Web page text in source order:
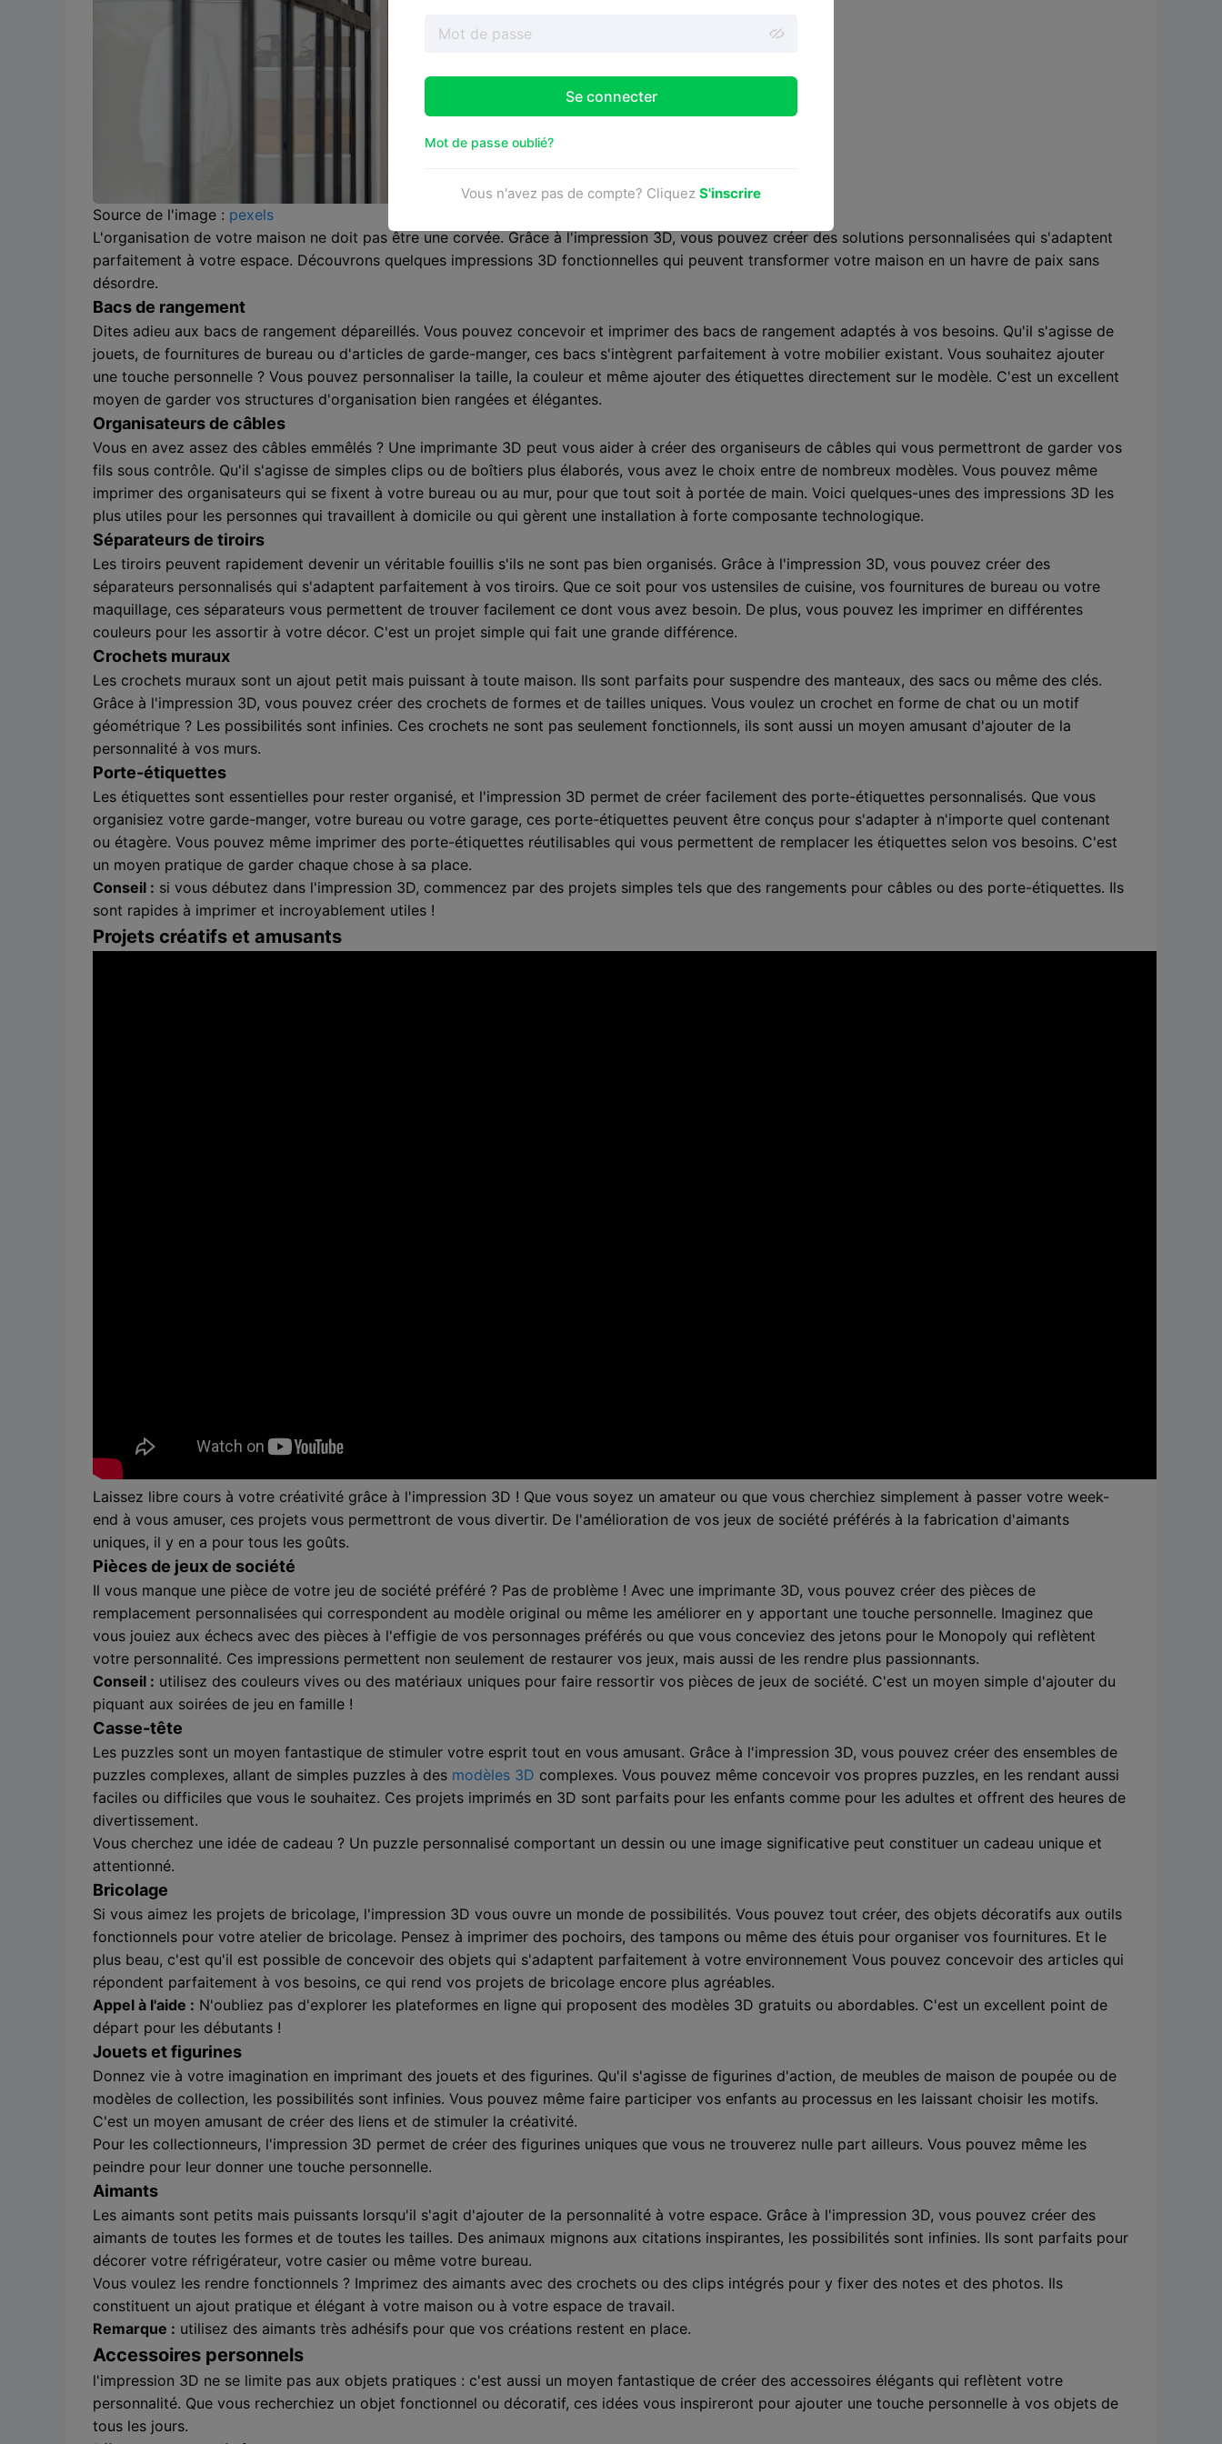
Source de l'image : pexels
L'organisation de votre maison ne doit pas être une corvée. Grâce à l'impression 3D, vous pouvez créer des solutions personnalisées qui s'adaptent
parfaitement à votre espace. Découvrons quelques impressions 3D fonctionnelles qui peuvent transformer votre maison en un havre de paix sans
désordre.
Bacs de rangement
Dites adieu aux bacs de rangement dépareillés. Vous pouvez concevoir et imprimer des bacs de rangement adaptés à vos besoins. Qu'il s'agisse de
jouets, de fournitures de bureau ou d'articles de garde-manger, ces bacs s'intègrent parfaitement à votre mobilier existant. Vous souhaitez ajouter
une touche personnelle ? Vous pouvez personnaliser la taille, la couleur et même ajouter des étiquettes directement sur le modèle. C'est un excellent
moyen de garder vos structures d'organisation bien rangées et élégantes.
Organisateurs de câbles
Vous en avez assez des câbles emmêlés ? Une imprimante 3D peut vous aider à créer des organiseurs de câbles qui vous permettront de garder vos
fils sous contrôle. Qu'il s'agisse de simples clips ou de boîtiers plus élaborés, vous avez le choix entre de nombreux modèles. Vous pouvez même
imprimer des organisateurs qui se fixent à votre bureau ou au mur, pour que tout soit à portée de main. Voici quelques-unes des impressions 3D les
plus utiles pour les personnes qui travaillent à domicile ou qui gèrent une installation à forte composante technologique.
Séparateurs de tiroirs
Les tiroirs peuvent rapidement devenir un véritable fouillis s'ils ne sont pas bien organisés. Grâce à l'impression 3D, vous pouvez créer des
séparateurs personnalisés qui s'adaptent parfaitement à vos tiroirs. Que ce soit pour vos ustensiles de cuisine, vos fournitures de bureau ou votre
maquillage, ces séparateurs vous permettent de trouver facilement ce dont vous avez besoin. De plus, vous pouvez les imprimer en différentes
couleurs pour les assortir à votre décor. C'est un projet simple qui fait une grande différence.
Crochets muraux
Les crochets muraux sont un ajout petit mais puissant à toute maison. Ils sont parfaits pour suspendre des manteaux, des sacs ou même des clés.
Grâce à l'impression 3D, vous pouvez créer des crochets de formes et de tailles uniques. Vous voulez un crochet en forme de chat ou un motif
géométrique ? Les possibilités sont infinies. Ces crochets ne sont pas seulement fonctionnels, ils sont aussi un moyen amusant d'ajouter de la
personnalité à vos murs.
Porte-étiquettes
Les étiquettes sont essentielles pour rester organisé, et l'impression 3D permet de créer facilement des porte-étiquettes personnalisés. Que vous
organisiez votre garde-manger, votre bureau ou votre garage, ces porte-étiquettes peuvent être conçus pour s'adapter à n'importe quel contenant
ou étagère. Vous pouvez même imprimer des porte-étiquettes réutilisables qui vous permettent de remplacer les étiquettes selon vos besoins. C'est
un moyen pratique de garder chaque chose à sa place.
Conseil : si vous débutez dans l'impression 3D, commencez par des projets simples tels que des rangements pour câbles ou des porte-étiquettes. Ils
sont rapides à imprimer et incroyablement utiles !
Projets créatifs et amusants
Laissez libre cours à votre créativité grâce à l'impression 3D ! Que vous soyez un amateur ou que vous cherchiez simplement à passer votre week-
end à vous amuser, ces projets vous permettront de vous divertir. De l'amélioration de vos jeux de société préférés à la fabrication d'aimants
uniques, il y en a pour tous les goûts.
Pièces de jeux de société
Il vous manque une pièce de votre jeu de société préféré ? Pas de problème ! Avec une imprimante 3D, vous pouvez créer des pièces de
remplacement personnalisées qui correspondent au modèle original ou même les améliorer en y apportant une touche personnelle. Imaginez que
vous jouiez aux échecs avec des pièces à l'effigie de vos personnages préférés ou que vous conceviez des jetons pour le Monopoly qui reflètent
votre personnalité. Ces impressions permettent non seulement de restaurer vos jeux, mais aussi de les rendre plus passionnants.
Conseil : utilisez des couleurs vives ou des matériaux uniques pour faire ressortir vos pièces de jeux de société. C'est un moyen simple d'ajouter du
piquant aux soirées de jeu en famille !
Casse-tête
Les puzzles sont un moyen fantastique de stimuler votre esprit tout en vous amusant. Grâce à l'impression 3D, vous pouvez créer des ensembles de
puzzles complexes, allant de simples puzzles à des modèles 3D complexes. Vous pouvez même concevoir vos propres puzzles, en les rendant aussi
faciles ou difficiles que vous le souhaitez. Ces projets imprimés en 3D sont parfaits pour les enfants comme pour les adultes et offrent des heures de
divertissement.
Vous cherchez une idée de cadeau ? Un puzzle personnalisé comportant un dessin ou une image significative peut constituer un cadeau unique et
attentionné.
Bricolage
Si vous aimez les projets de bricolage, l'impression 3D vous ouvre un monde de possibilités. Vous pouvez tout créer, des objets décoratifs aux outils
fonctionnels pour votre atelier de bricolage. Pensez à imprimer des pochoirs, des tampons ou même des étuis pour organiser vos fournitures. Et le
plus beau, c'est qu'il est possible de concevoir des objets qui s'adaptent parfaitement à votre environnement Vous pouvez concevoir des articles qui
répondent parfaitement à vos besoins, ce qui rend vos projets de bricolage encore plus agréables.
Appel à l'aide : N'oubliez pas d'explorer les plateformes en ligne qui proposent des modèles 3D gratuits ou abordables. C'est un excellent point de
départ pour les débutants !
Jouets et figurines
Donnez vie à votre imagination en imprimant des jouets et des figurines. Qu'il s'agisse de figurines d'action, de meubles de maison de poupée ou de
modèles de collection, les possibilités sont infinies. Vous pouvez même faire participer vos enfants au processus en les laissant choisir les motifs.
C'est un moyen amusant de créer des liens et de stimuler la créativité.
Pour les collectionneurs, l'impression 3D permet de créer des figurines uniques que vous ne trouverez nulle part ailleurs. Vous pouvez même les
peindre pour leur donner une touche personnelle.
Aimants
Les aimants sont petits mais puissants lorsqu'il s'agit d'ajouter de la personnalité à votre espace. Grâce à l'impression 3D, vous pouvez créer des
aimants de toutes les formes et de toutes les tailles. Des animaux mignons aux citations inspirantes, les possibilités sont infinies. Ils sont parfaits pour
décorer votre réfrigérateur, votre casier ou même votre bureau.
Vous voulez les rendre fonctionnels ? Imprimez des aimants avec des crochets ou des clips intégrés pour y fixer des notes et des photos. Ils
constituent un ajout pratique et élégant à votre maison ou à votre espace de travail.
Remarque : utilisez des aimants très adhésifs pour que vos créations restent en place.
Accessoires personnels
l'impression 3D ne se limite pas aux objets pratiques : c'est aussi un moyen fantastique de créer des accessoires élégants qui reflètent votre
personnalité. Que vous recherchiez un objet fonctionnel ou décoratif, ces idées vous inspireront pour ajouter une touche personnelle à vos objets de
tous les jours.
Se connecter
Mot de passe oublié?
Vous n'avez pas de compte? Cliquez S'inscrire